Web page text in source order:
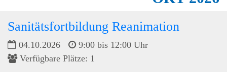
Sanitätsfortbildung Reanimation
04.10.2026
9:00 bis 12:00 Uhr
Verfügbare Plätze: 1